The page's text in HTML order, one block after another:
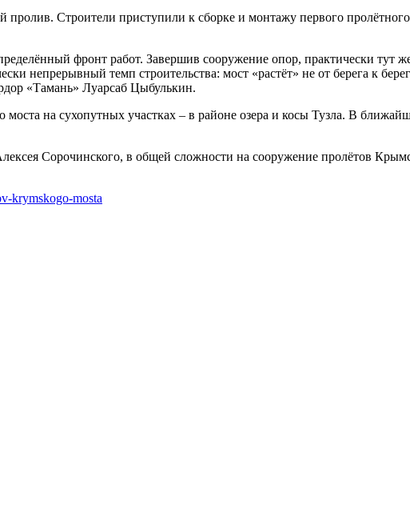
пролив. Строители приступили к сборке и монтажу первого
фронт работ. Завершив сооружение опор, практически тут
непрерывный темп строительства: мост «растёт» не от берега к
«Тамань» Луарсаб Цыбулькин.
моста на сухопутных участках – в районе озера и косы Тузла. В
Сорочинского, в общей сложности на сооружение пролётов
krymskogo-mosta